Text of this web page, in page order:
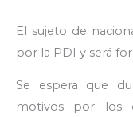
El sujeto de
por la PDI y será
Se espera que
motivos por los